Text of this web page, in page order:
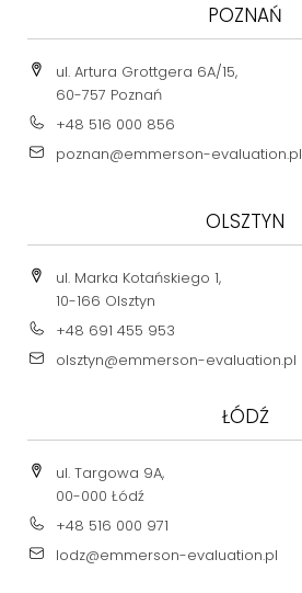
POZNAŃ
ul. Artura Grottgera 6A/15,
60-757 Poznań
+48 516 000 856
poznan@emmerson-evaluation.pl
OLSZTYN
ul. Marka Kotańskiego 1,
10-166 Olsztyn
+48 691 455 953
olsztyn@emmerson-evaluation.pl
ŁÓDŹ
ul. Targowa 9A,
00-000 Łódź
+48 516 000 971
lodz@emmerson-evaluation.pl